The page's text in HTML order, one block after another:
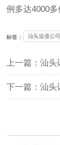
例多达4000
标签： 汕头追债公司
上一篇：汕头
下一篇：汕头